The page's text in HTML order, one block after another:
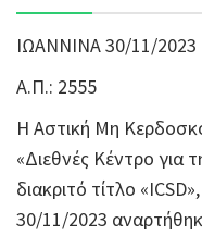
ΙΩΑΝΝΙΝΑ 30/11/2023
Α.Π.: 2555
Η Αστική Μη
«Διεθνές Κέντρο για
διακριτό τίτλο
30/11/2023